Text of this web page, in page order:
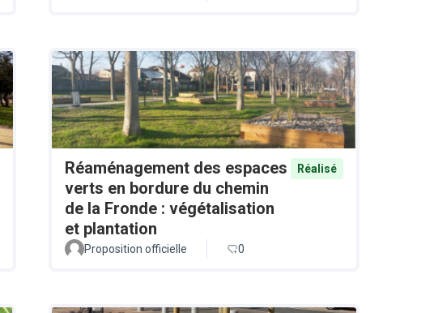
Réaménagement des espaces
verts en bordure du chemin
de la Fronde : végétalisation
et plantation
Réalisé
Proposition officielle 0